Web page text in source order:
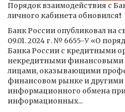
Порядок взаимодействия с
личного кабинета обновился❗️
Банк России опубликовал на
09.01. 2024 г. № 6655-У «О
Банка России с кредитными
некредитными финансовыми
лицами, оказывающими
финансовом рынке и другими
информационного обмена
информационных...